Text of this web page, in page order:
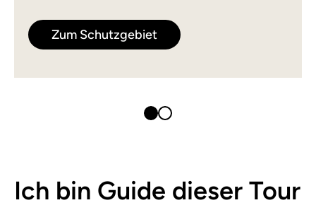
Zum Schutzgebiet
Ich bin Guide dieser Tour